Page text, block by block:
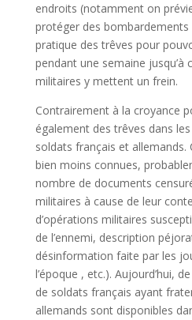
endroits (notamment on
protéger des bombardements
pratique des trêves pour
pendant une semaine jusqu’à
militaires y mettent un frein.
Contrairement à la croyance
également des trêves dans
soldats français et allemands.
bien moins connues,
nombre de documents
militaires à cause de leur
d’opérations militaires
de l’ennemi, description
désinformation faite par les
l’époque , etc.). Aujourd’hui,
de soldats français ayant
allemands sont disponibles